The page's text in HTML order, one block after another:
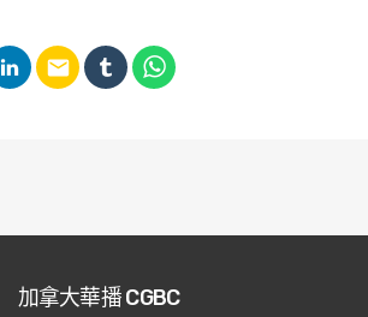
email
加拿大華播 CGBC